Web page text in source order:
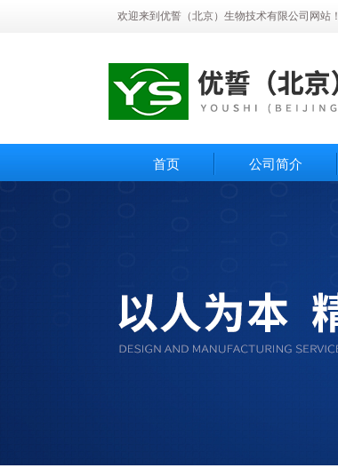
欢迎来到优誓（北京）生物技术有限公司网站！
首页 公司简介